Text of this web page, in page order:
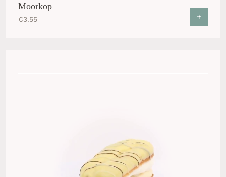
Moorkop
€3.55 +